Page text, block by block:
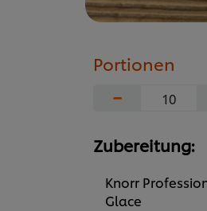
Portionen
−
Zubereitung:
Knorr
Glace